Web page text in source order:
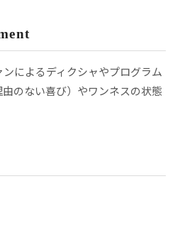
によるディクシャやプログラム
のない喜び）やワンネスの状態